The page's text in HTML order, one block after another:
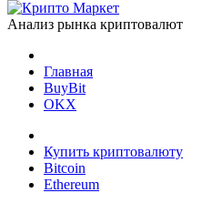
Анализ рынка криптовалют
Главная
BuyBit
OKX
Купить криптовалюту
Bitcoin
Ethereum